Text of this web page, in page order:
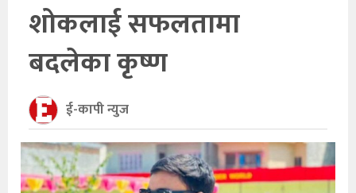
शोकलाई सफलतामा
बदलेका कृष्ण
ई-कापी न्युज